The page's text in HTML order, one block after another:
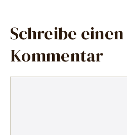
Schreibe einen
Kommentar